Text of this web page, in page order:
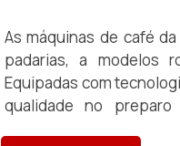
As máquinas de café
padarias, a modelos
Equipadas com
qualidade no